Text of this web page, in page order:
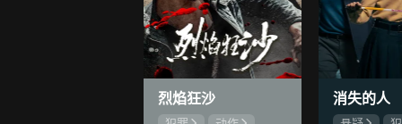
共92集
若熙传 8.9
王丽坤深陷权力斗争 守底线，方能
烈焰狂沙 消失的人